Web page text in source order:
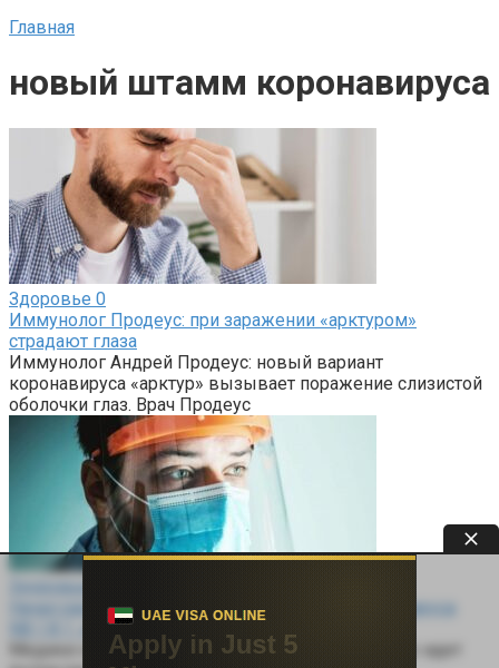
Главная
новый штамм коронавируса
Здоровье 0
Иммунолог Продеус: при заражении «арктуром»
страдают глаза
Иммунолог Андрей Продеус: новый вариант
коронавируса «арктур» вызывает поражение слизистой
оболочки глаз. Врач Продеус
Начал распространяться новый штамм коронавируса
NB.1.8.1: нужно ли беспокоиться
Медики констатируют, что по всему миру сейчас идет